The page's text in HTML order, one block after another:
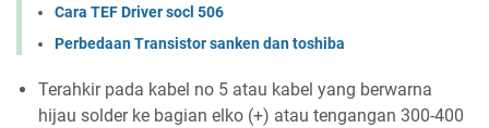
Cara TEF Driver socl 506
Perbedaan Transistor sanken dan toshiba
Terahkir pada kabel no 5 atau kabel yang berwarna
hijau solder ke bagian elko (+) atau tengangan 300-400